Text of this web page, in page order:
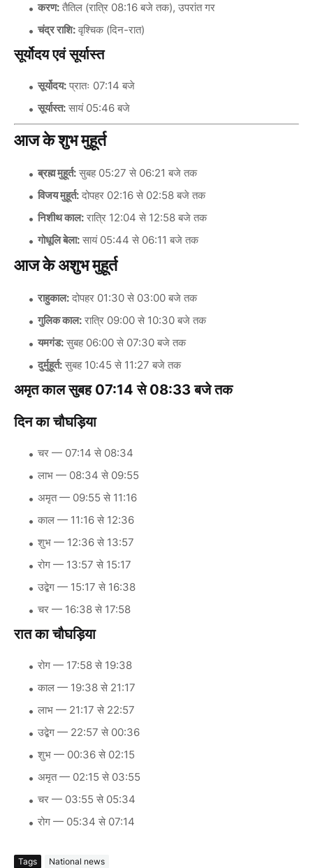
करण: तैतिल (रात्रि 08:16 बजे तक), उपरांत गर
चंद्र राशि: वृश्चिक (दिन-रात)
सूर्योदय एवं सूर्यास्त
सूर्योदय: प्रातः 07:14 बजे
सूर्यास्त: सायं 05:46 बजे
आज के शुभ मुहूर्त
ब्रह्म मुहूर्त: सुबह 05:27 से 06:21 बजे तक
विजय मुहूर्त: दोपहर 02:16 से 02:58 बजे तक
निशीथ काल: रात्रि 12:04 से 12:58 बजे तक
गोधूलि बेला: सायं 05:44 से 06:11 बजे तक
आज के अशुभ मुहूर्त
राहुकाल: दोपहर 01:30 से 03:00 बजे तक
गुलिक काल: रात्रि 09:00 से 10:30 बजे तक
यमगंड: सुबह 06:00 से 07:30 बजे तक
दुर्मुहूर्त: सुबह 10:45 से 11:27 बजे तक
अमृत काल सुबह07:14 से 08:33 बजे तक
दिन का चौघड़िया
चर — 07:14 से 08:34
लाभ — 08:34 से 09:55
अमृत — 09:55 से 11:16
काल — 11:16 से 12:36
शुभ — 12:36 से 13:57
रोग — 13:57 से 15:17
उद्बेग — 15:17 से 16:38
चर — 16:38 से 17:58
रात का चौघड़िया
रोग — 17:58 से 19:38
काल — 19:38 से 21:17
लाभ — 21:17 से 22:57
उद्बेग — 22:57 से 00:36
शुभ — 00:36 से 02:15
अमृत — 02:15 से 03:55
चर — 03:55 से 05:34
रोग — 05:34 से 07:14
Tags National news